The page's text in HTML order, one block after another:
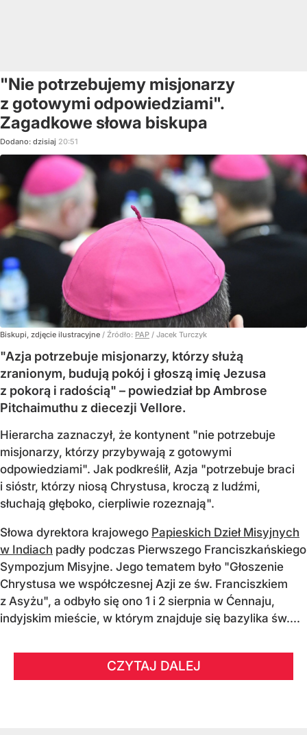
"Nie potrzebujemy misjonarzy
z gotowymi odpowiedziami".
Zagadkowe słowa biskupa
Dodano: dzisiaj 20:51
Biskupi, zdjęcie ilustracyjne / Źródło: PAP / Jacek Turczyk
"Azja potrzebuje misjonarzy, którzy służą
zranionym, budują pokój i głoszą imię Jezusa
z pokorą i radością" – powiedział bp Ambrose
Pitchaimuthu z diecezji Vellore.
Hierarcha zaznaczył, że kontynent "nie potrzebuje
misjonarzy, którzy przybywają z gotowymi
odpowiedziami". Jak podkreślił, Azja "potrzebuje braci
i sióstr, którzy niosą Chrystusa, kroczą z ludźmi,
słuchają głęboko, cierpliwie rozeznają".
Słowa dyrektora krajowego Papieskich Dzieł Misyjnych
w Indiach padły podczas Pierwszego Franciszkańskiego
Sympozjum Misyjne. Jego tematem było "Głoszenie
Chrystusa we współczesnej Azji ze św. Franciszkiem
z Asyżu", a odbyło się ono 1 i 2 sierpnia w Ćennaju,
indyjskim mieście, w którym znajduje się bazylika św....
CZYTAJ DALEJ